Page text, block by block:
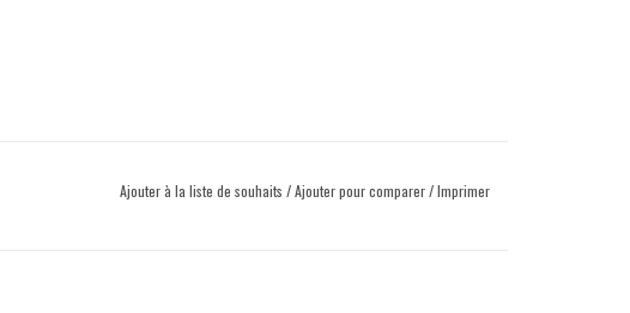
Ajouter à la liste de souhaits /Ajouter pour comparer/Imprimer